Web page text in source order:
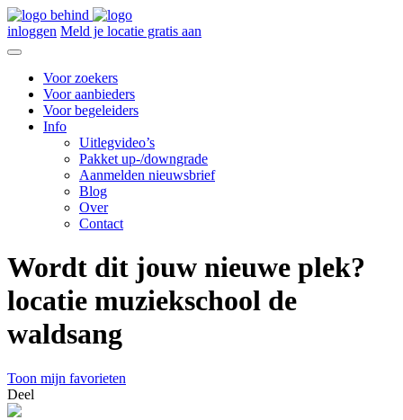
inloggen Meld je locatie gratis aan
Voor zoekers
Voor aanbieders
Voor begeleiders
Info
Uitlegvideo’s
Pakket up-/downgrade
Aanmelden nieuwsbrief
Blog
Over
Contact
Wordt dit jouw nieuwe plek?
locatie muziekschool de
waldsang
Toon mijn favorieten
Deel